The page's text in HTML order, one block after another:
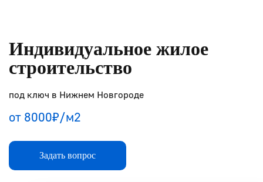
площадей
Портфолио
Прайс
Индивидуальное жилое
строительство
под ключ в Нижнем Новгороде
от 8000₽/м2
Задать вопрос